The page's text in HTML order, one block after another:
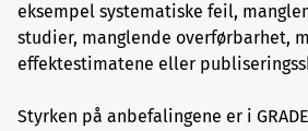
eksempel systematiske feil,
studier, manglende overførbarhet,
effektestimatene eller
Styrken på anbefalingene er i